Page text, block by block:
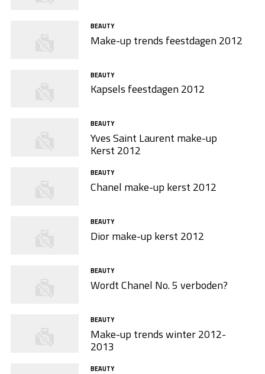
BEAUTY
Make-up trends feestdagen 2012
BEAUTY
Kapsels feestdagen 2012
BEAUTY
Yves Saint Laurent make-up
Kerst 2012
BEAUTY
Chanel make-up kerst 2012
BEAUTY
Dior make-up kerst 2012
BEAUTY
Wordt Chanel No. 5 verboden?
BEAUTY
Make-up trends winter 2012-
2013
BEAUTY